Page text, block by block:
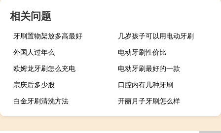
相关问题
牙刷置物架放多高最好
几岁孩子可以用电动牙刷
外国人过年么
电动牙刷性价比
欧姆龙牙刷怎么充电
电动牙刷最好的一款
宗庆后多少股
口腔内有几种牙刷
白金牙刷清洗方法
开丽月子牙刷怎么样